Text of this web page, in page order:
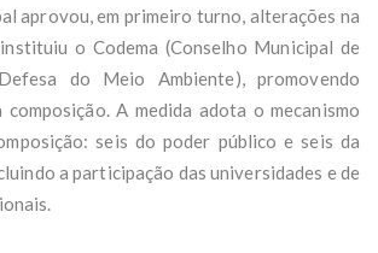
aprovou, em primeiro turno, alterações na
o Codema (Conselho Municipal de
do Meio Ambiente), promovendo
A medida adota o mecanismo
seis do poder público e seis da
a participação das universidades e de